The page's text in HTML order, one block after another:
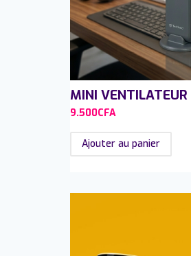
MINI VENTILATEUR
9.500CFA
Ajouter au panier